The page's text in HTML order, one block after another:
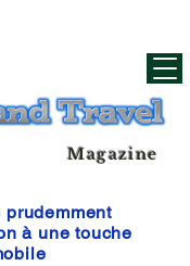
Magazine
prudemment
à une touche